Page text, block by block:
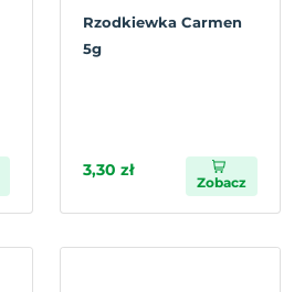
Rzodkiewka Carmen
5g
3,30 zł
Zobacz